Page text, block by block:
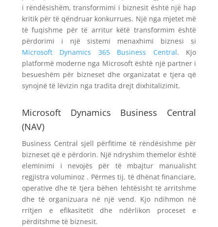
i rëndësishëm, transformimi i biznesit është një hap
kritik për të qëndruar konkurrues. Një nga mjetet më
të fuqishme për të arritur këtë transformim është
përdorimi i një sistemi menaxhimi biznesi si
Microsoft Dynamics 365 Business Central. Kjo
platformë moderne nga Microsoft është një partner i
besueshëm për bizneset dhe organizatat e tjera që
synojnë të lëvizin nga tradita drejt dixhitalizimit.
Microsoft Dynamics Business Central
(NAV)
Business Central sjell përfitime të rëndësishme për
bizneset që e përdorin. Një ndryshim themelor është
eleminimi i nevojës për të mbajtur manualisht
regjistra voluminoz . Përmes tij, të dhënat financiare,
operative dhe të tjera bëhen lehtësisht të arritshme
dhe të organizuara në një vend. Kjo ndihmon në
rritjen e efikasitetit dhe ndërlikon proceset e
përditshme të biznesit.